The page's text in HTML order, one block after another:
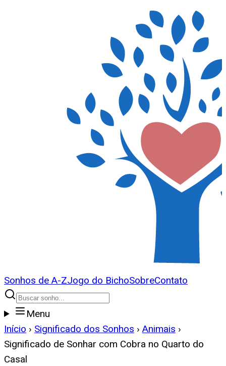
Sonhos de A-ZJogo do BichoSobreContato
Menu
Início › Significado dos Sonhos › Animais ›
Significado de Sonhar com Cobra no Quarto do
Casal